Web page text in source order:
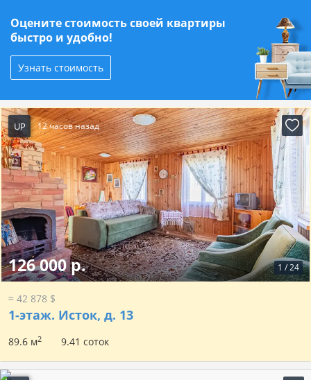
Оцените стоимость своей квартиры
быстро и удобно!
Узнать стоимость
UP 12 часов назад
1 /24
126 000 р.
≈ 42 878 $
1-этаж. Исток, д. 13
89.6 м2 9.41 соток